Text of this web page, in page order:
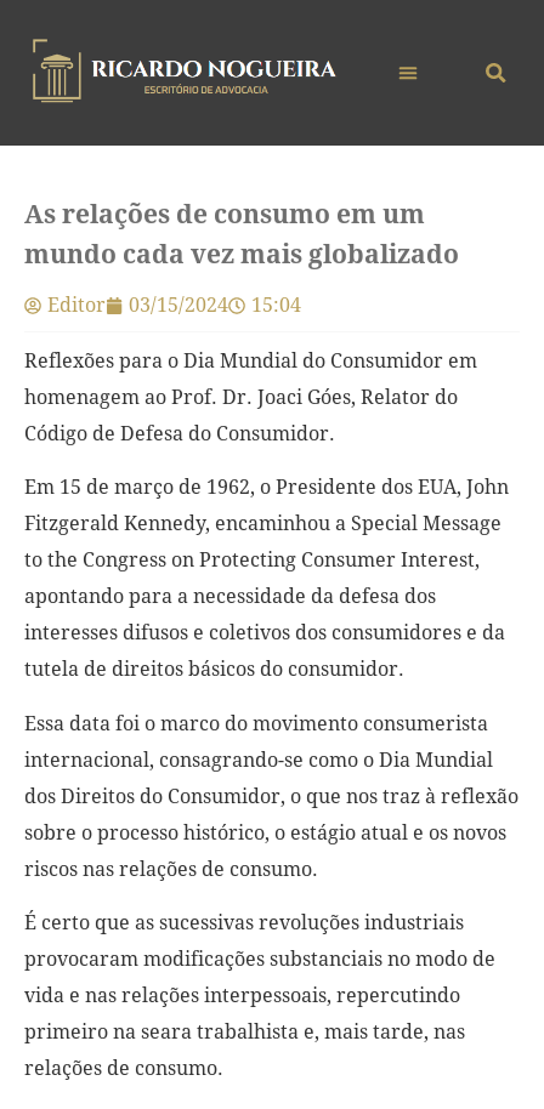
As relações de consumo em um
mundo cada vez mais globalizado
Editor 03/15/2024 15:04
Reflexões para o Dia Mundial do Consumidor em
homenagem ao Prof. Dr. Joaci Góes, Relator do
Código de Defesa do Consumidor.
Em 15 de março de 1962, o Presidente dos EUA, John
Fitzgerald Kennedy, encaminhou a Special Message
to the Congress on Protecting Consumer Interest,
apontando para a necessidade da defesa dos
interesses difusos e coletivos dos consumidores e da
tutela de direitos básicos do consumidor.
Essa data foi o marco do movimento consumerista
internacional, consagrando-se como o Dia Mundial
dos Direitos do Consumidor, o que nos traz à reflexão
sobre o processo histórico, o estágio atual e os novos
riscos nas relações de consumo.
É certo que as sucessivas revoluções industriais
provocaram modificações substanciais no modo de
vida e nas relações interpessoais, repercutindo
primeiro na seara trabalhista e, mais tarde, nas
relações de consumo.